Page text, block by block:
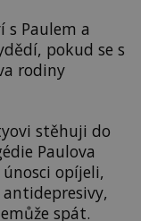
Paulem a
pokud se s
rodiny
stěhuji do
Paulova
opíjeli,
spát.